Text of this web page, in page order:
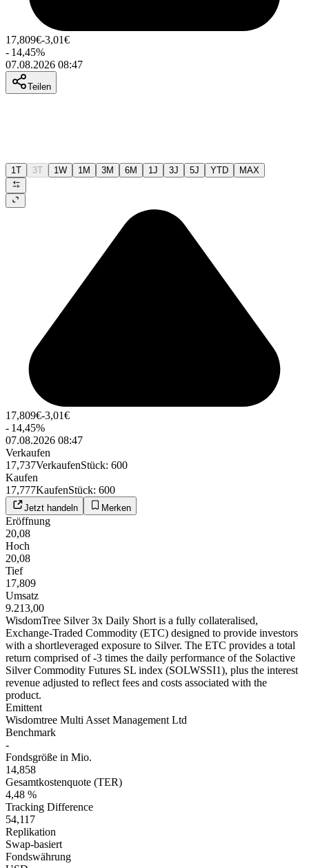
17,809€-3,01€
- 14,45%
07.08.2026 08:47
Teilen
1T 3T 1W 1M 3M 6M 1J 3J 5J YTD MAX
17,809€-3,01€
- 14,45%
07.08.2026 08:47
Verkaufen
17,737VerkaufenStück: 600
Kaufen
17,777KaufenStück: 600
Jetzt handeln Merken
Eröffnung
20,08
Hoch
20,08
Tief
17,809
Umsatz
9.213,00
WisdomTree Silver 3x Daily Short is a fully collateralised,
Exchange-Traded Commodity (ETC) designed to provide investors
with a shortleveraged exposure to Silver. The ETC provides a total
return comprised of -3 times the daily performance of the Solactive
Silver Commodity Futures SL index (SOLWSSI1), plus the interest
revenue adjusted to reflect fees and costs associated with the
product.
Emittent
Wisdomtree Multi Asset Management Ltd
Benchmark
-
Fondsgröße in Mio.
14,858
Gesamtkostenquote (TER)
4,48 %
Tracking Difference
54,117
Replikation
Swap-basiert
Fondswährung